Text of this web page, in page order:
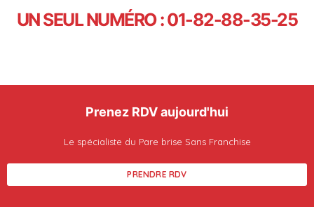
UN SEUL NUMÉRO : 01-82-88-35-25
Prenez RDV aujourd'hui
Le spécialiste du Pare brise Sans Franchise
PRENDRE RDV